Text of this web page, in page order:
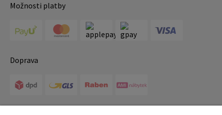
Možnosti platby
Doprava